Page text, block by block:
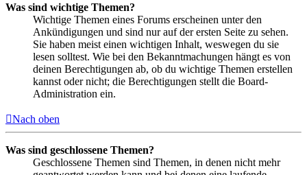
Was sind wichtige Themen?
Wichtige Themen eines Forums erscheinen unter den
Ankündigungen und sind nur auf der ersten Seite zu sehen.
Sie haben meist einen wichtigen Inhalt, weswegen du sie
lesen solltest. Wie bei den Bekanntmachungen hängt es von
deinen Berechtigungen ab, ob du wichtige Themen erstellen
kannst oder nicht; die Berechtigungen stellt die Board-
Administration ein.
Nach oben
Was sind geschlossene Themen?
Geschlossene Themen sind Themen, in denen nicht mehr